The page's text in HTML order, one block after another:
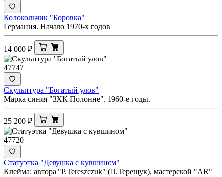
Колокольчик "Коровка"
Германия. Начало 1970-х годов.
14 000 ₽
47747
Скульптура "Богатый улов"
Марка синяя "ЗХК Полонне". 1960-е годы.
25 200 ₽
47720
Статуэтка "Девушка с кувшином"
Клейма: автора "Р.Tereszczuk" (П.Терещук), мастерской "AR"